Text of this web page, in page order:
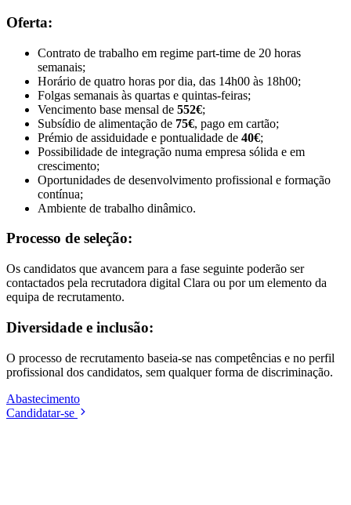
Oferta:
Contrato de trabalho em regime part-time de 20 horas
semanais;
Horário de quatro horas por dia, das 14h00 às 18h00;
Folgas semanais às quartas e quintas-feiras;
Vencimento base mensal de 552€;
Subsídio de alimentação de 75€, pago em cartão;
Prémio de assiduidade e pontualidade de 40€;
Possibilidade de integração numa empresa sólida e em
crescimento;
Oportunidades de desenvolvimento profissional e formação
contínua;
Ambiente de trabalho dinâmico.
Processo de seleção:
Os candidatos que avancem para a fase seguinte poderão ser
contactados pela recrutadora digital Clara ou por um elemento da
equipa de recrutamento.
Diversidade e inclusão:
O processo de recrutamento baseia-se nas competências e no perfil
profissional dos candidatos, sem qualquer forma de discriminação.
Abastecimento
Candidatar-se